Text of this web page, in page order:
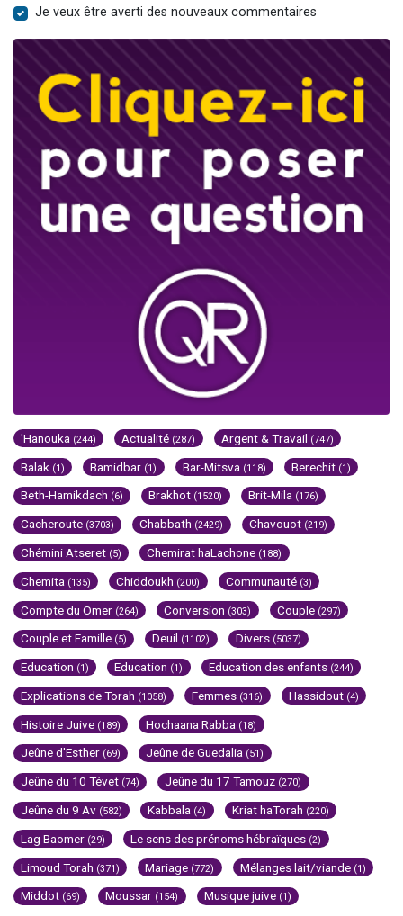
Je veux être averti des nouveaux commentaires
'Hanouka (244) Actualité (287) Argent & Travail (747)
Balak (1) Bamidbar (1) Bar-Mitsva (118) Berechit (1)
Beth-Hamikdach (6) Brakhot (1520) Brit-Mila (176)
Cacheroute (3703) Chabbath (2429) Chavouot (219)
Chémini Atseret (5) Chemirat haLachone (188)
Chemita (135) Chiddoukh (200) Communauté (3)
Compte du Omer (264) Conversion (303) Couple (297)
Couple et Famille (5) Deuil (1102) Divers (5037)
Education (1) Education (1) Education des enfants (244)
Explications de Torah (1058) Femmes (316) Hassidout (4)
Histoire Juive (189) Hochaana Rabba (18)
Jeûne d'Esther (69) Jeûne de Guedalia (51)
Jeûne du 10 Tévet (74) Jeûne du 17 Tamouz (270)
Jeûne du 9 Av (582) Kabbala (4) Kriat haTorah (220)
Lag Baomer (29) Le sens des prénoms hébraïques (2)
Limoud Torah (371) Mariage (772) Mélanges lait/viande (1)
Middot (69) Moussar (154) Musique juive (1)